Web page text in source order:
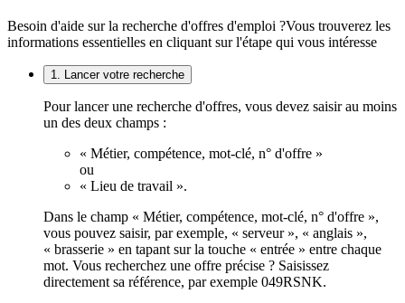
Besoin d'aide sur la recherche d'offres d'emploi ?Vous trouverez les
informations essentielles en cliquant sur l'étape qui vous intéresse
1. Lancer votre recherche
Pour lancer une recherche d'offres, vous devez saisir au moins
un des deux champs :
« Métier, compétence, mot-clé, n° d'offre »
ou
« Lieu de travail ».
Dans le champ « Métier, compétence, mot-clé, n° d'offre »,
vous pouvez saisir, par exemple, « serveur », « anglais »,
« brasserie » en tapant sur la touche « entrée » entre chaque
mot. Vous recherchez une offre précise ? Saisissez
directement sa référence, par exemple 049RSNK.